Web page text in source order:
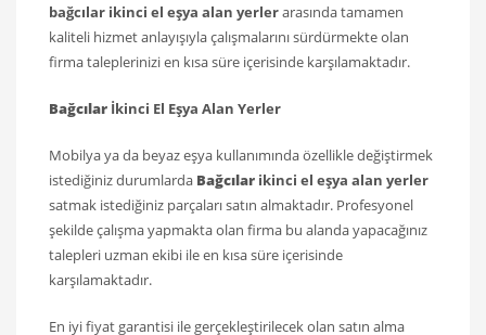
bağcılar ikinci el eşya alan yerlerarasında tamamen
kaliteli hizmet anlayışıyla çalışmalarını sürdürmekte olan
firma taleplerinizi en kısa süre içerisinde karşılamaktadır.
Bağcılar İkinci El Eşya Alan Yerler
Mobilya ya da beyaz eşya kullanımında özellikle değiştirmek
istediğiniz durumlarda Bağcılar ikinci el eşya alan yerler
satmak istediğiniz parçaları satın almaktadır. Profesyonel
şekilde çalışma yapmakta olan firma bu alanda yapacağınız
talepleri uzman ekibi ile en kısa süre içerisinde
karşılamaktadır.
En iyi fiyat garantisi ile gerçekleştirilecek olan satın alma